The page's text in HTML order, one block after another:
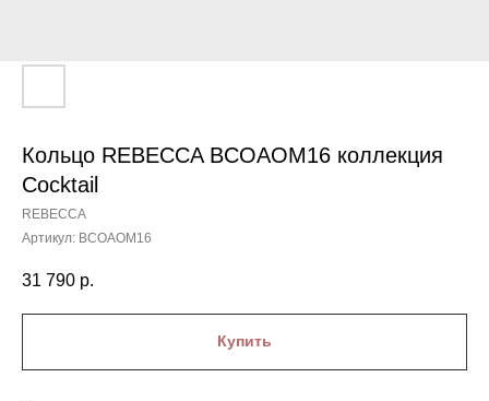
Кольцо REBECCA BCOAOM16 коллекция
Cocktail
REBECCA
Артикул: BCOAOM16
31 790 р.
Купить